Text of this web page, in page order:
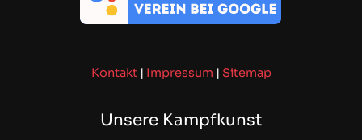
Kontakt | Impressum | Sitemap
Unsere Kampfkunst